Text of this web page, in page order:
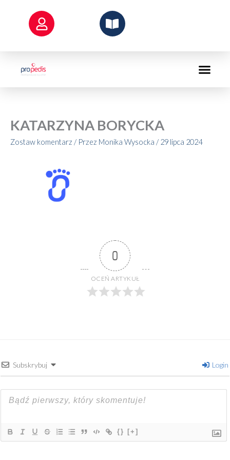
KATARZYNA BORYCKA
Zostaw komentarz / Przez Monika Wysocka / 29 lipca 2024
0
OCEŃ ARTYKUŁ
Subskrybuj Login
{} [+]